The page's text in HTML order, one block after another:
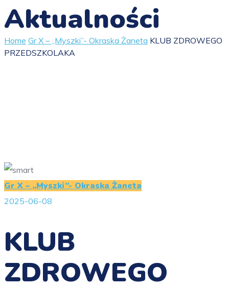
Aktualności
Home Gr X – „Myszki”- Okraska Żaneta KLUB ZDROWEGO
PRZEDSZKOLAKA
Gr X – „Myszki”- Okraska Żaneta
2025-06-08
KLUB
ZDROWEGO